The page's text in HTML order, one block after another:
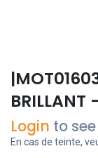
Login to
En cas de teinte,